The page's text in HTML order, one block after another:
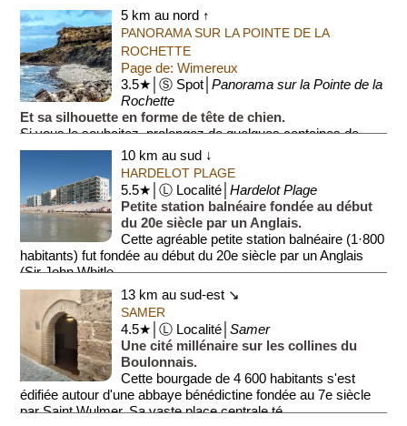
5 km au nord ↑
PANORAMA SUR LA POINTE DE LA
ROCHETTE
Page de: Wimereux
3.5★│Ⓢ Spot│Panorama sur la Pointe de la
Rochette
Et sa silhouette en forme de tête de chien.
Si vous le souhaitez, prolongez de quelques centaines de
mètres au nord votre balade sur la digue-promenade pour
avoir un ravissant panorama. Attention, ...
10 km au sud ↓
HARDELOT PLAGE
5.5★│Ⓛ Localité│Hardelot Plage
Petite station balnéaire fondée au début
du 20e siècle par un Anglais.
Cette agréable petite station balnéaire (1·800
habitants) fut fondée au début du 20e siècle par un Anglais
(Sir John Whitle...
13 km au sud-est ↘
SAMER
4.5★│Ⓛ Localité│Samer
Une cité millénaire sur les collines du
Boulonnais.
Cette bourgade de 4 600 habitants s'est
édifiée autour d'une abbaye bénédictine fondée au 7e siècle
par Saint Wulmer. Sa vaste place centrale té...